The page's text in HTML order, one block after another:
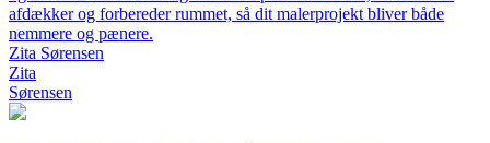
afdækker og forbereder rummet, så dit malerprojekt bliver både
nemmere og pænere.
Zita Sørensen
Zita
Sørensen